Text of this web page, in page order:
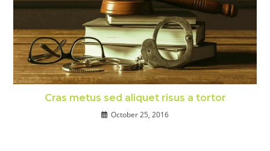
Cras metus sed aliquet risus a tortor
October 25, 2016